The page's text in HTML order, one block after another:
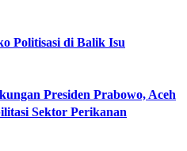
Politisasi di Balik Isu
Presiden Prabowo, Aceh
Sektor Perikanan